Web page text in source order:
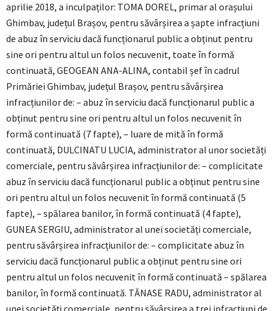
aprilie 2018, a inculpaților: TOMA DOREL, primar al orașului
Ghimbav, județul Brașov, pentru săvârșirea a șapte infracțiuni
de abuz în serviciu dacă funcționarul public a obținut pentru
sine ori pentru altul un folos necuvenit, toate în formă
continuată, GEOGEAN ANA-ALINA, contabil șef în cadrul
Primăriei Ghimbav, județul Brașov, pentru săvârșirea
infracțiunilor de: – abuz în serviciu dacă funcționarul public a
obținut pentru sine ori pentru altul un folos necuvenit în
formă continuată (7 fapte), – luare de mită în formă
continuată, DULCINATU LUCIA, administrator al unor societăți
comerciale, pentru săvârșirea infracțiunilor de: – complicitate
abuz în serviciu dacă funcționarul public a obținut pentru sine
ori pentru altul un folos necuvenit în formă continuată (5
fapte), – spălarea banilor, în formă continuată (4 fapte),
GUNEA SERGIU, administrator al unei societăți comerciale,
pentru săvârșirea infracțiunilor de: – complicitate abuz în
serviciu dacă funcționarul public a obținut pentru sine ori
pentru altul un folos necuvenit în formă continuată – spălarea
banilor, în formă continuată. TĂNASE RADU, administrator al